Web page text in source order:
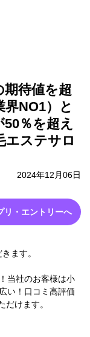
期待値を超
NO1）と
％を超え
エステサロ
2024年12月06日
リ・エントリーへ
ます。
当社のお客様は小
い！口コミ高評価
けます。